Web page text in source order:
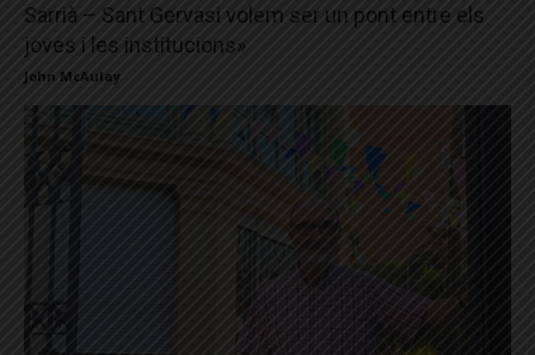
Sarrià – Sant Gervasi volem ser un pont entre els
joves i les institucions»
John McAulay